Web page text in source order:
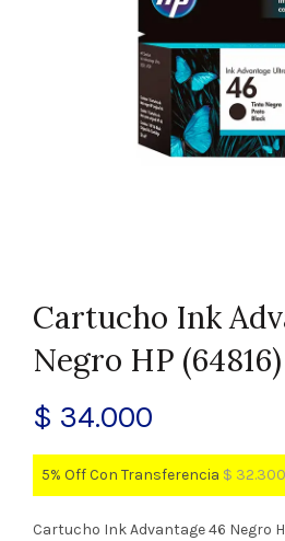
Cartucho Ink
Negro HP (64816)
$ 34.000
5% Off Con Transferencia $ 32.300
Cartucho Ink Advantage 46 Negro